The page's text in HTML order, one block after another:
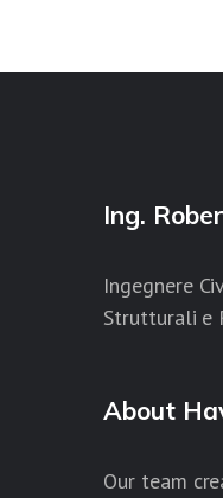
Ing.
Ingegnere
Strutturali e
About
Our team